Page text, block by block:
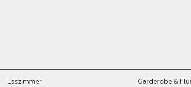
Esszimmer Garderobe &